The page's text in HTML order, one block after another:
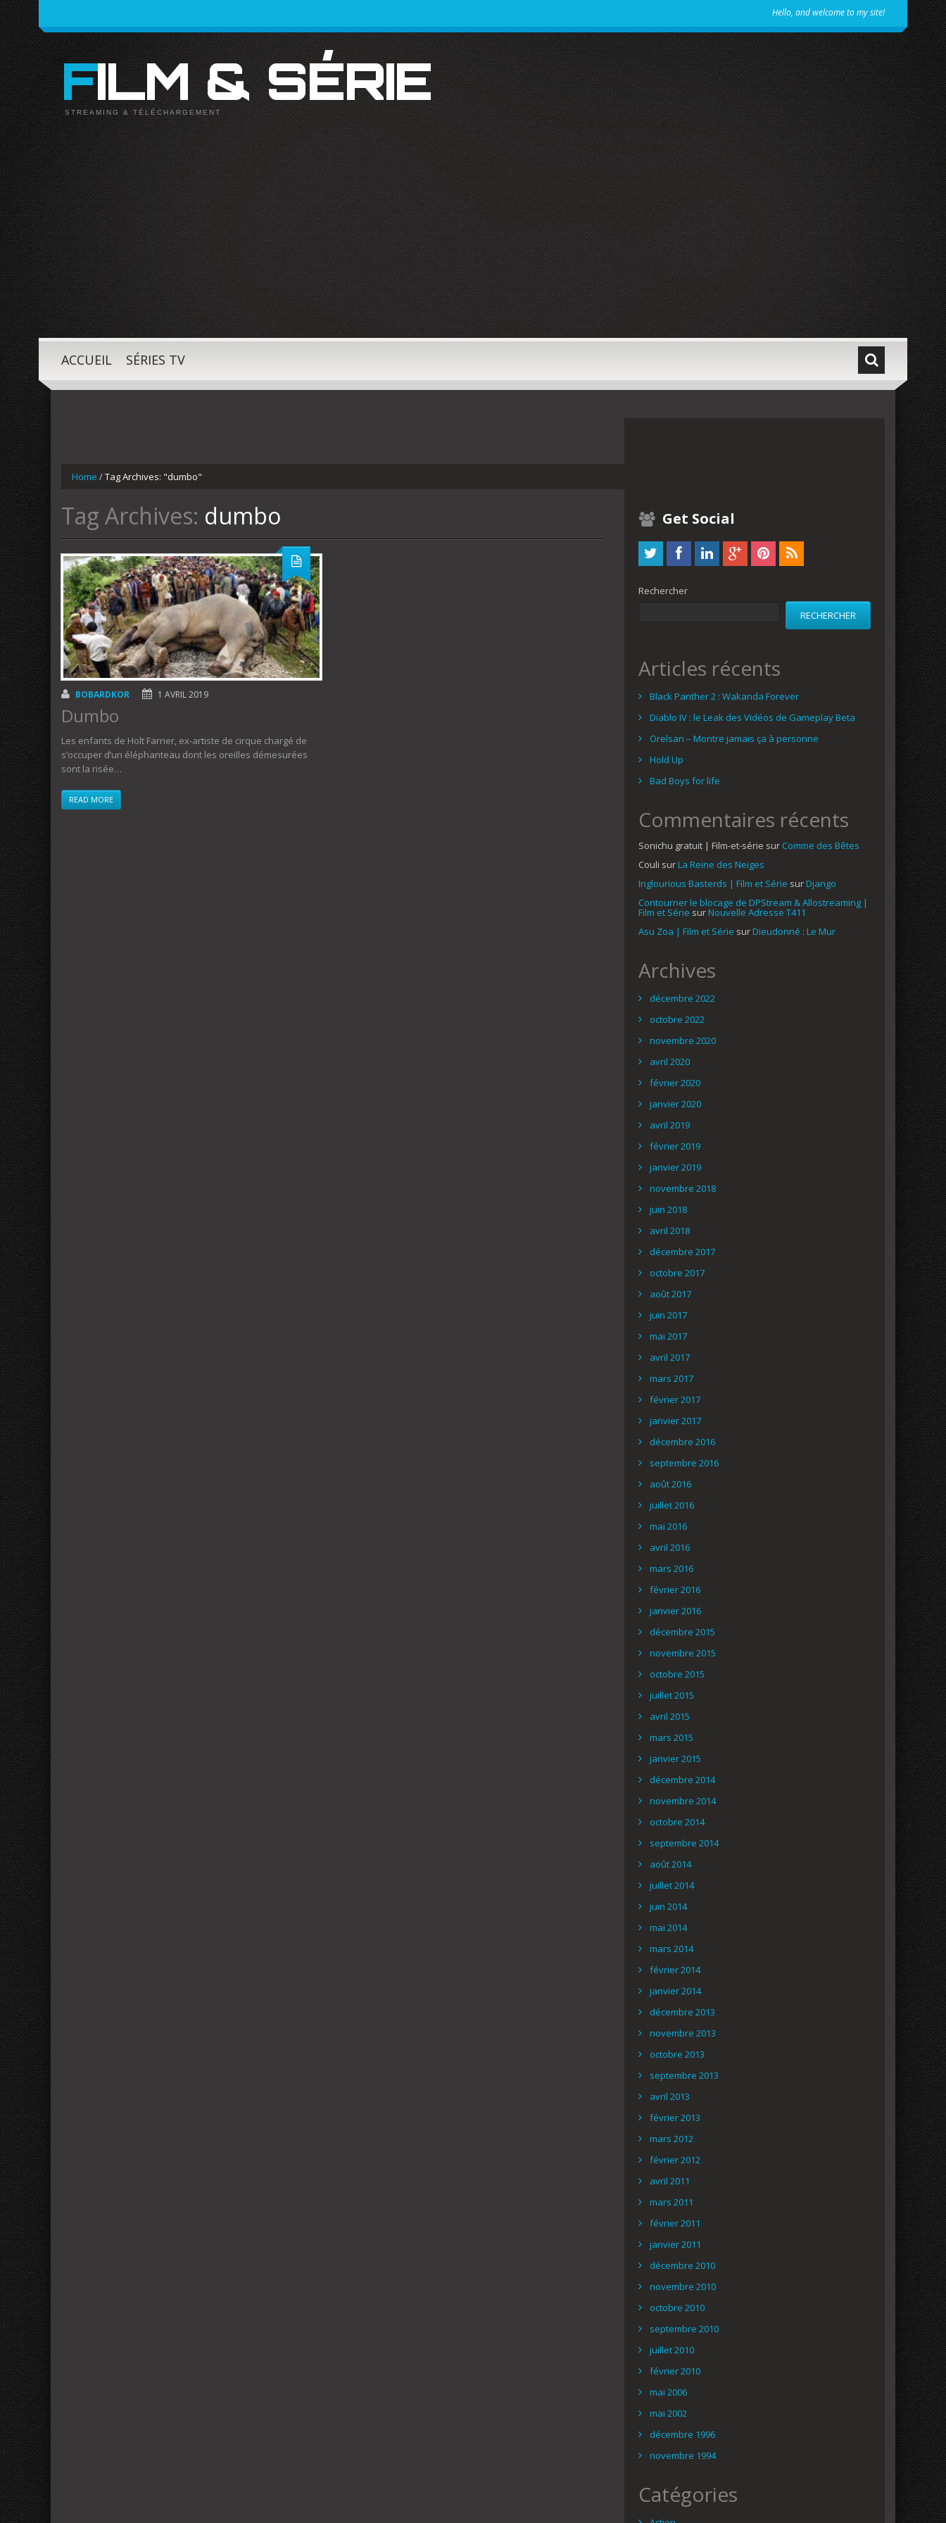
Hello, and welcome to my site!
FILM & SÉRIE
STREAMING & TÉLÉCHARGEMENT
ACCUEIL SÉRIES TV
Home /Tag Archives: "dumbo"
Tag Archives: dumbo
BOBARDKOR 1 AVRIL 2019
Dumbo
Les enfants de Holt Farrier, ex-artiste de cirque chargé de
s’occuper d’un éléphanteau dont les oreilles démesurées
sont la risée…
READ MORE
Get Social
Rechercher
RECHERCHER
Articles récents
Black Panther 2 : Wakanda Forever
Diablo IV : le Leak des Vidéos de Gameplay Beta
Orelsan – Montre jamais ça à personne
Hold Up
Bad Boys for life
Commentaires récents
Sonichu gratuit | Film-et-série sur Comme des Bêtes
Couli surLa Reine des Neiges
Inglourious Basterds | Film et Série surDjango
Contourner le blocage de DPStream & Allostreaming |
Film et Série surNouvelle Adresse T411
Asu Zoa | Film et Série surDieudonné : Le Mur
Archives
décembre 2022
octobre 2022
novembre 2020
avril 2020
février 2020
janvier 2020
avril 2019
février 2019
janvier 2019
novembre 2018
juin 2018
avril 2018
décembre 2017
octobre 2017
août 2017
juin 2017
mai 2017
avril 2017
mars 2017
février 2017
janvier 2017
décembre 2016
septembre 2016
août 2016
juillet 2016
mai 2016
avril 2016
mars 2016
février 2016
janvier 2016
décembre 2015
novembre 2015
octobre 2015
juillet 2015
avril 2015
mars 2015
janvier 2015
décembre 2014
novembre 2014
octobre 2014
septembre 2014
août 2014
juillet 2014
juin 2014
mai 2014
mars 2014
février 2014
janvier 2014
décembre 2013
novembre 2013
octobre 2013
septembre 2013
avril 2013
février 2013
mars 2012
février 2012
avril 2011
mars 2011
février 2011
janvier 2011
décembre 2010
novembre 2010
octobre 2010
septembre 2010
juillet 2010
février 2010
mai 2006
mai 2002
décembre 1996
novembre 1994
Catégories